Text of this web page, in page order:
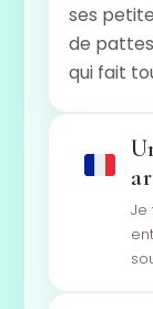
ses
de
qui fait
Je